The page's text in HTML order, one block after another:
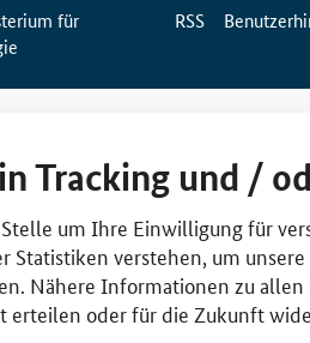
für
RSS
Tracking und /
um Ihre Einwilligung für
Statistiken verstehen, um
Nähere Informationen zu
oder für die Zukunft